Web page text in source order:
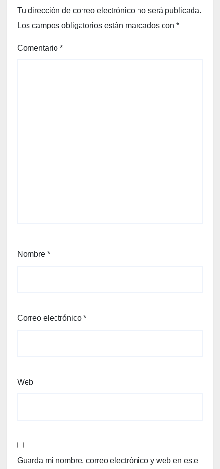
Tu dirección de correo electrónico no será publicada.
Los campos obligatorios están marcados con *
Comentario *
Nombre *
Correo electrónico *
Web
Guarda mi nombre, correo electrónico y web en este